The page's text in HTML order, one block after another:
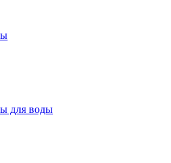
для воды